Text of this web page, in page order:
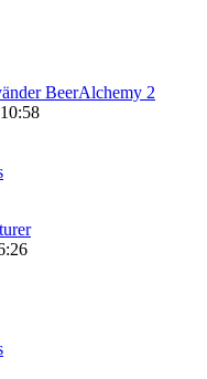
BeerAlchemy 2